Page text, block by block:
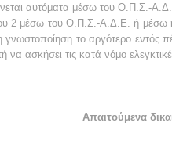
αυτόματα μέσω του Ο.Π.Σ.-
2 μέσω του Ο.Π.Σ.-Α.Δ.Ε. ή μέσω
γνωστοποίηση το αργότερο
ασκήσει τις κατά νόμο
Απαιτούμενα